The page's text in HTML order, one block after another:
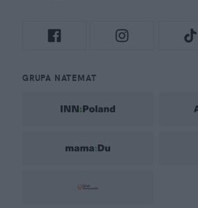
GRUPA NATEMAT